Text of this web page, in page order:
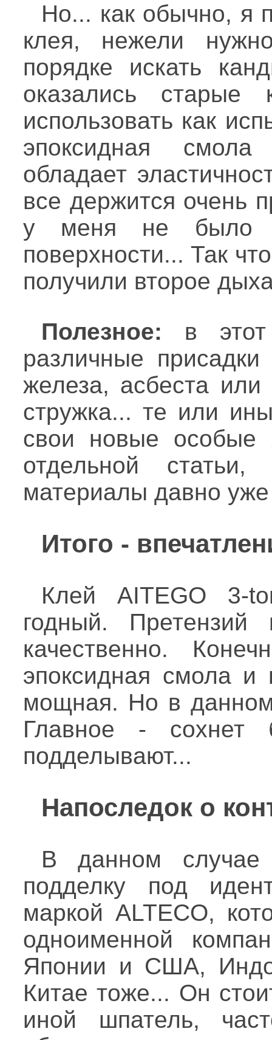
Но... как обычно, я
клея, нежели
порядке искать
оказались
использовать как
эпоксидная
обладает
все держится очень
у меня не было
поверхности... Так
получили второе
Полезное: в этот
различные
железа, асбеста или
стружка... те или
свои новые особые
отдельной
материалы давно уже
Итого -
Клей AITEGO 3-
годный.
качественно.
эпоксидная смола и
мощная. Но в
Главное -
подделывают...
Напоследок о
В данном
подделку под
маркой ALTECO,
одноименной
Японии и США,
Китае тоже... Он
иной шпатель,